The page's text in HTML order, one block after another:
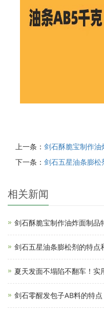
上一条： 剑石酥脆宝制作油
下一条： 剑石五星油条膨
相关新闻
剑石酥脆宝制作油炸面制品
剑石五星油条膨松剂的特点
夏天发面不塌陷不翻车！实
剑石零醒发包子AB料的特点